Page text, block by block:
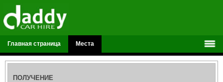
Главная страница Места
ПОЛУЧЕНИЕ